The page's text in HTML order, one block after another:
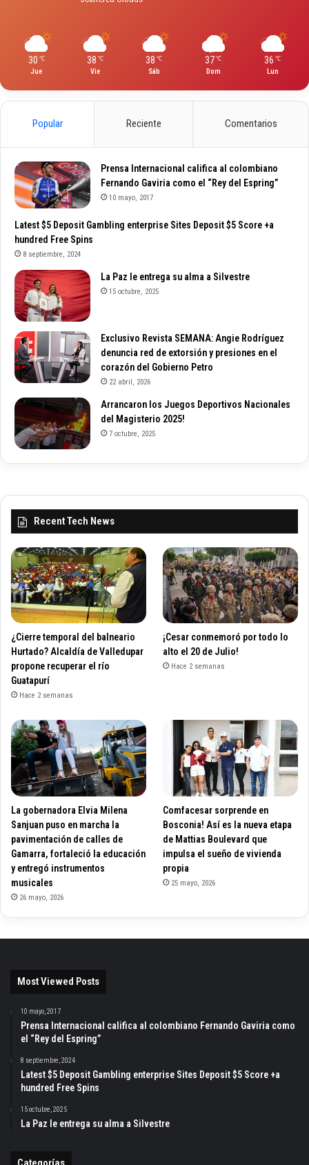
30 ℃
Jue
38 ℃
Vie
38 ℃
Sáb
37 ℃
Dom
36 ℃
Lun
Popular Reciente Comentarios
Prensa Internacional califica al colombiano
Fernando Gaviria como el “Rey del Espring”
10 mayo, 2017
Latest $5 Deposit Gambling enterprise Sites Deposit $5 Score +a
hundred Free Spins
8 septiembre, 2024
La Paz le entrega su alma a Silvestre
15 octubre, 2025
Exclusivo Revista SEMANA: Angie Rodríguez
denuncia red de extorsión y presiones en el
corazón del Gobierno Petro
22 abril, 2026
Arrancaron los Juegos Deportivos Nacionales
del Magisterio 2025!
7 octubre, 2025
Recent Tech News
¿Cierre temporal del balneario
Hurtado? Alcaldía de Valledupar
propone recuperar el río
Guatapurí
Hace 2 semanas
¡Cesar conmemoró por todo lo
alto el 20 de Julio!
Hace 2 semanas
La gobernadora Elvia Milena
Sanjuan puso en marcha la
pavimentación de calles de
Gamarra, fortaleció la educación
y entregó instrumentos
musicales
26 mayo, 2026
Comfacesar sorprende en
Bosconia! Así es la nueva etapa
de Mattias Boulevard que
impulsa el sueño de vivienda
propia
25 mayo, 2026
Most Viewed Posts
10 mayo, 2017
Prensa Internacional califica al colombiano Fernando Gaviria como
el “Rey del Espring”
8 septiembre, 2024
Latest $5 Deposit Gambling enterprise Sites Deposit $5 Score +a
hundred Free Spins
15 octubre, 2025
La Paz le entrega su alma a Silvestre